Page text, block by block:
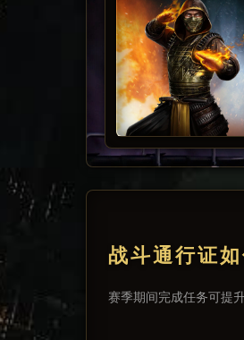
战斗通行证
赛季期间完成任务可提